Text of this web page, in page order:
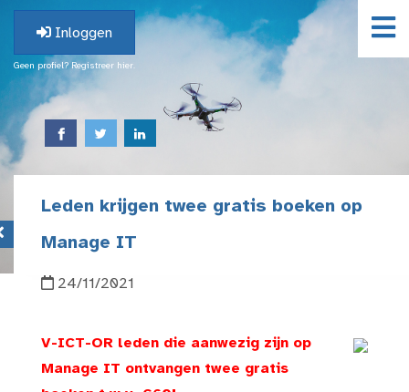
Inloggen
Geen profiel? Registreer hier.
Leden krijgen twee gratis boeken op
Manage IT
24/11/2021
V-ICT-OR leden die aanwezig zijn op
Manage IT ontvangen twee gratis